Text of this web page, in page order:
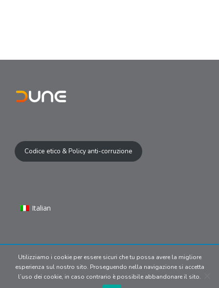
Codice etico & Policy anti-corruzione
Italian
© 2024 Copyright | Dune S.r.l P.IVA
09902170969. All media belong
to their respective owners.Privacy
Utilizziamo i cookie per essere sicuri che tu possa avere la migliore
esperienza sul nostro sito. Proseguendo nella navigazione si accetta
l’uso dei cookie, in caso contrario è possibile abbandonare il sito.